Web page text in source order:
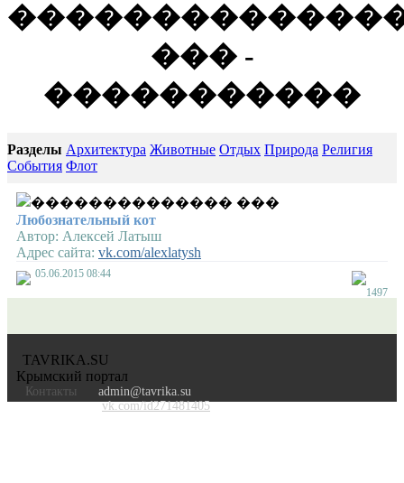
��� -
�����������
Разделы Архитектура Животные Отдых Природа Религия
События Флот
Любознательный кот
Автор: Алексей Латыш
Адрес сайта: vk.com/alexlatysh
05.06.2015 08:44
1497
TAVRIKA.SU
Крымский портал
Контакты
admin@tavrika.su
vk.com/id271481405